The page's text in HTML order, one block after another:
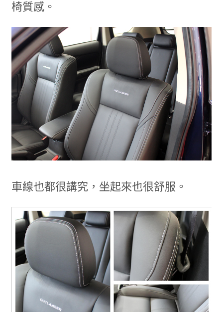
椅質感。
車線也都很講究，坐起來也很舒服。